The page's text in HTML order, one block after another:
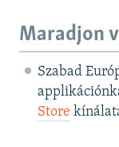
Maradjon
Szabad
Store